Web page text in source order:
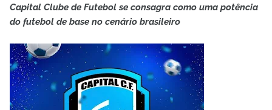
Capital Clube de Futebol se consagra como uma potência
do futebol de base no cenário brasileiro